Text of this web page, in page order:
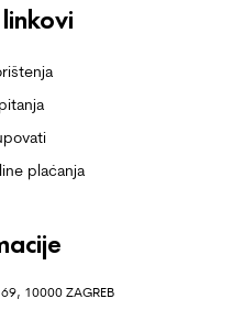
plaćanja
69, 10000 ZAGREB